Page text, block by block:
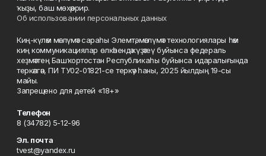
ҡыҙы, баш мөхәррир.
Об использовании персональных данных
Киң-күләм мәғлүмәт сараһы Элемтә, мәғлүмәт технологиялары һәм
киң коммуникациялар өлкәһендә күҙәтеү буйынса федераль
хеҙмәттең Башҡортостан Республикаһы буйынса идаралығында
теркәлгән, ПИ ТУ02-01821-се теркәү һаны, 2025 йылдың 19-сы
майы.
Запрещено для детей «18+»
Телефон
8 (34782) 5-12-96
Эл. почта
tvest@yandex.ru